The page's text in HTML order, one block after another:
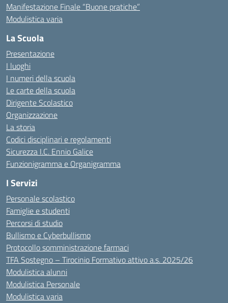
Manifestazione Finale “Buone pratiche”
Modulistica varia
La Scuola
Presentazione
I luoghi
I numeri della scuola
Le carte della scuola
Dirigente Scolastico
Organizzazione
La storia
Codici disciplinari e regolamenti
Sicurezza I.C. Ennio Galice
Funzionigramma e Organigramma
I Servizi
Personale scolastico
Famiglie e studenti
Percorsi di studio
Bullismo e Cyberbullismo
Protocollo somministrazione farmaci
TFA Sostegno – Tirocinio Formativo attivo a.s. 2025/26
Modulistica alunni
Modulistica Personale
Modulistica varia